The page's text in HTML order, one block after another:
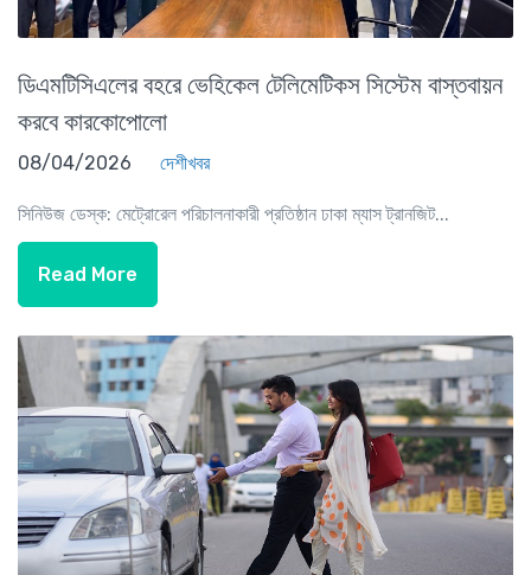
ডিএমটিসিএলের বহরে ভেহিকেল টেলিমেটিকস সিস্টেম বাস্তবায়ন
করবে কারকোপোলো
08/04/2026 দেশীখবর
সিনিউজ ডেস্ক: মেট্রোরেল পরিচালনাকারী প্রতিষ্ঠান ঢাকা ম্যাস ট্রানজিট...
Read More